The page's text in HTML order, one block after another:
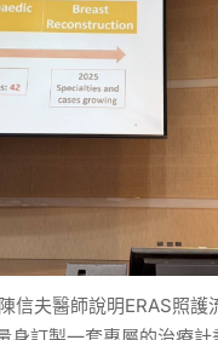
信夫醫師說明ERAS照護